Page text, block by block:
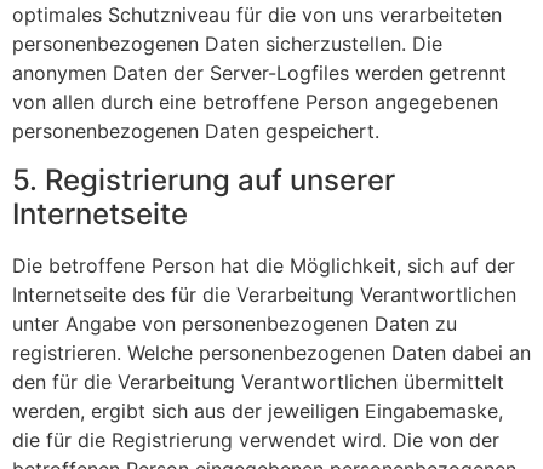
optimales Schutzniveau für die von uns verarbeiteten
personenbezogenen Daten sicherzustellen. Die
anonymen Daten der Server-Logfiles werden getrennt
von allen durch eine betroffene Person angegebenen
personenbezogenen Daten gespeichert.
5. Registrierung auf unserer
Internetseite
Die betroffene Person hat die Möglichkeit, sich auf der
Internetseite des für die Verarbeitung Verantwortlichen
unter Angabe von personenbezogenen Daten zu
registrieren. Welche personenbezogenen Daten dabei an
den für die Verarbeitung Verantwortlichen übermittelt
werden, ergibt sich aus der jeweiligen Eingabemaske,
die für die Registrierung verwendet wird. Die von der